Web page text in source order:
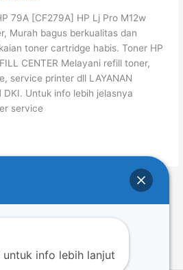
79A [CF279A] HP Lj Pro M12w
Murah bagus berkualitas dan
toner cartridge habis. Toner HP
CENTER Melayani refill toner,
service printer dll LAYANAN
DKI. Untuk info lebih jelasnya
service
52
info lebih lanjut